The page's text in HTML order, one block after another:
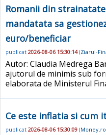
Romanii din
mandatata sa
euro/beneficiar
publicat 2026-08-06 15:30:14(Ziarul-
Autor: Claudia Medrega
ajutorul de minimis sub
elaborata de Ministerul
Ce este inflatia si cum
publicat 2026-08-06 15:30:09 (Money.ro